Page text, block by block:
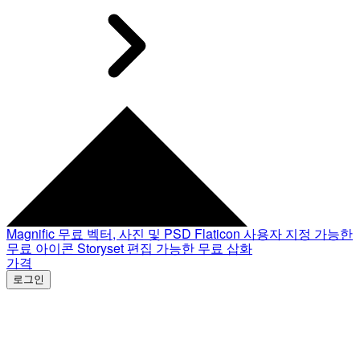
Magnific 무료 벡터, 사진 및 PSD Flaticon 사용자 지정 가능한
무료 아이콘 Storyset 편집 가능한 무료 삽화
가격
로그인